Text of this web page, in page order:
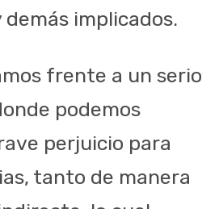
implicados.
frente a un serio
podemos
perjuicio para
tanto de manera